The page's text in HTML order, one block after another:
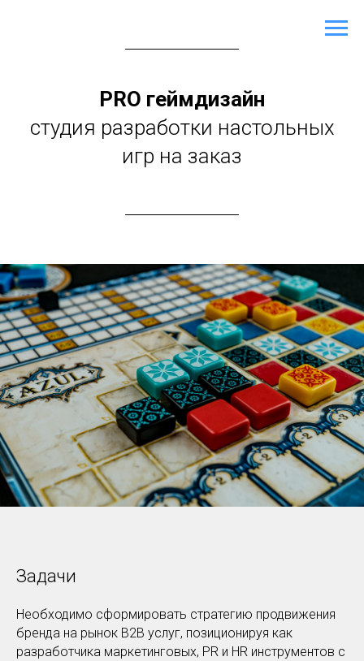
PRO геймдизайн
студия разработки настольных
игр на заказ
Задачи
Необходимо сформировать стратегию продвижения
бренда на рынок B2B услуг, позиционируя как
разработчика маркетинговых, PR и HR инструментов с